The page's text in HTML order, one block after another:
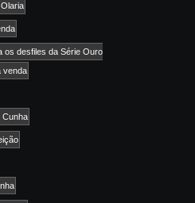
os desfiles da Série Ouro
venda
Cunha